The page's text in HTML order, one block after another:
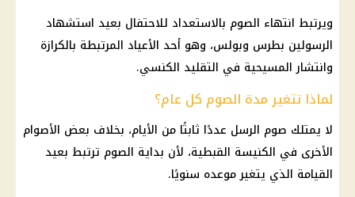
ويرتبط انتهاء الصوم بالاستعداد للاحتفال بعيد استشهاد
الرسولين بطرس وبولس، وهو أحد الأعياد المرتبطة بالكرازة
وانتشار المسيحية في التقليد الكنسي.
لماذا تتغير مدة الصوم كل عام؟
لا يمتلك صوم الرسل عددًا ثابتًا من الأيام، بخلاف بعض الأصوام
الأخرى في الكنيسة القبطية، لأن بداية الصوم ترتبط بعيد
القيامة الذي يتغير موعده سنويًا.